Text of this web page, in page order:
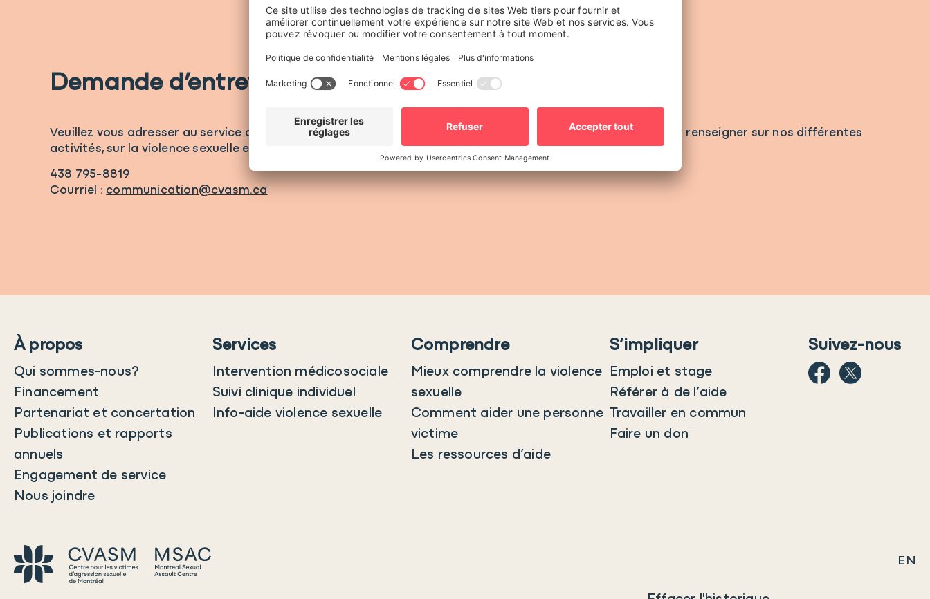
Demande d’entrevue
Veuillez vous adresser au service des communications pour toute demande médiatique. Nous pouvons vous renseigner sur nos différentes
activités, sur la violence sexuelle et les besoins des personnes victimes.
438 795-8819
Courriel : communication@cvasm.ca
À propos
Qui sommes-nous?
Financement
Partenariat et concertation
Publications et rapports
annuels
Engagement de service
Nous joindre
Services
Intervention médicosociale
Suivi clinique individuel
Info-aide violence sexuelle
Comprendre
Mieux comprendre la violence
sexuelle
Comment aider une personne
victime
Les ressources d’aide
S’impliquer
Emploi et stage
Référer à de l’aide
Travailler en commun
Faire un don
Suivez-nous
EN